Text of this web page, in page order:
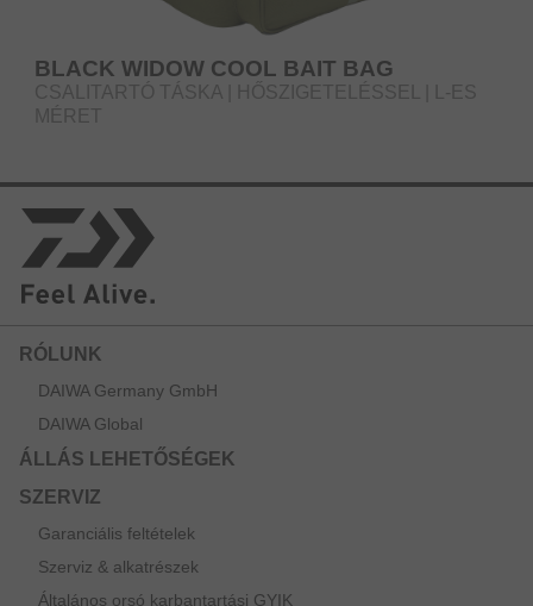
BLACK WIDOW COOL BAIT BAG
CSALITARTÓ TÁSKA | HŐSZIGETELÉSSEL | L-ES
MÉRET
RÓLUNK
DAIWA Germany GmbH
DAIWA Global
ÁLLÁS LEHETŐSÉGEK
SZERVIZ
Garanciális feltételek
Szerviz & alkatrészek
Általános orsó karbantartási GYIK